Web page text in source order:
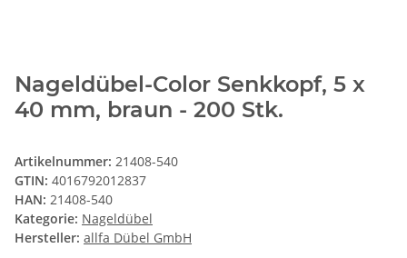
Nageldübel-Color Senkkopf, 5 x
40 mm, braun - 200 Stk.
Artikelnummer: 21408-540
GTIN: 4016792012837
HAN: 21408-540
Kategorie: Nageldübel
Hersteller: allfa Dübel GmbH